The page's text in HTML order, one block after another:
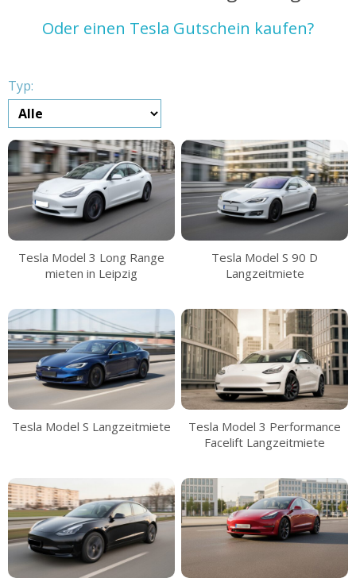
Oder einen Tesla Gutschein kaufen?
Typ:
Tesla Model 3 Long Range
mieten in Leipzig
Tesla Model S 90 D
Langzeitmiete
Tesla Model S Langzeitmiete
Tesla Model 3 Performance
Facelift Langzeitmiete